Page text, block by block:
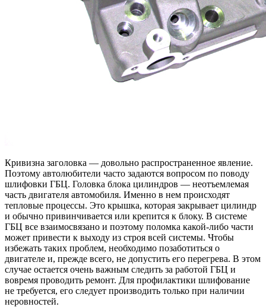
Кривизна заголовка — довольно распространенное явление.
Поэтому автолюбители часто задаются вопросом по поводу
шлифовки ГБЦ. Головка блока цилиндров — неотъемлемая
часть двигателя автомобиля. Именно в нем происходят
тепловые процессы. Это крышка, которая закрывает цилиндр
и обычно привинчивается или крепится к блоку. В системе
ГБЦ все взаимосвязано и поэтому поломка какой-либо части
может привести к выходу из строя всей системы. Чтобы
избежать таких проблем, необходимо позаботиться о
двигателе и, прежде всего, не допустить его перегрева. В этом
случае остается очень важным следить за работой ГБЦ и
вовремя проводить ремонт. Для профилактики шлифование
не требуется, его следует производить только при наличии
неровностей.